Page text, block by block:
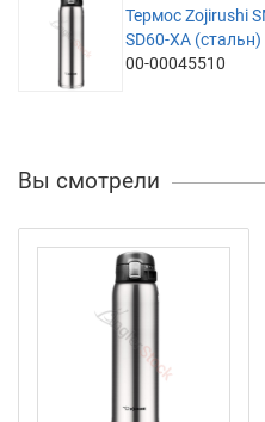
Термос Zojirushi
SD60-XA (стальн)
00-00045510
Вы смотрели